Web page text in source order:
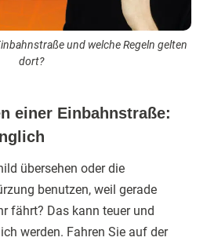
und welche Regeln gelten
dort?
einer Einbahnstraße:
übersehen oder die
benutzen, weil gerade
fährt? Das kann teuer und
werden. Fahren Sie auf der